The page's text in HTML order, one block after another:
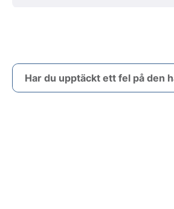
Har du upptäckt ett fel på den